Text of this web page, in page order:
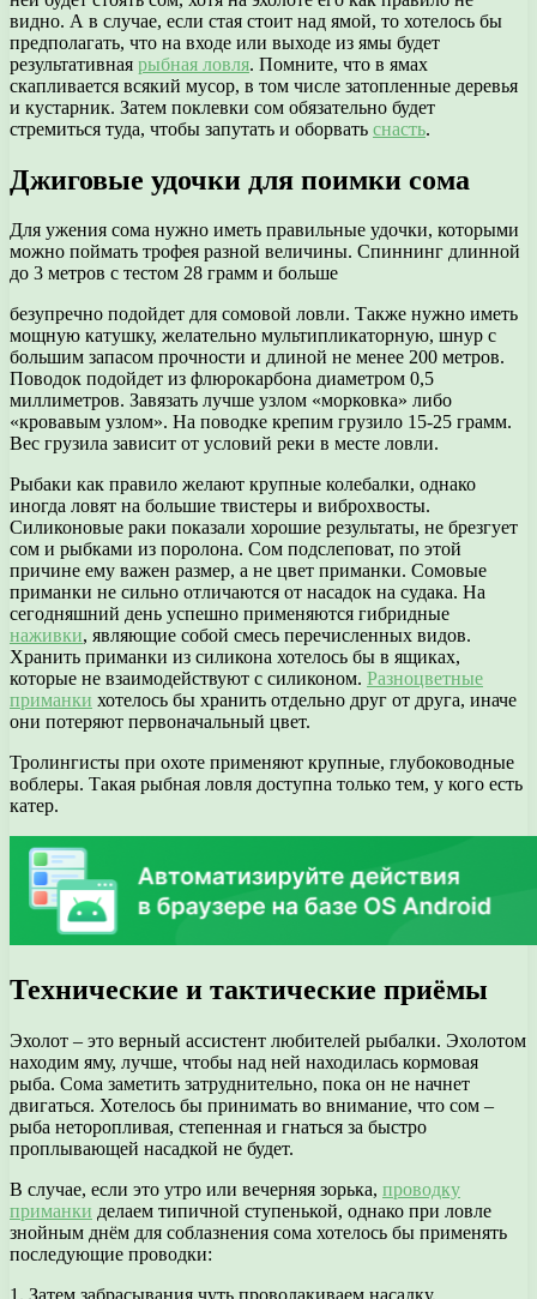
видно. А в случае, если стая стоит над ямой, то хотелось бы
предполагать, что на входе или выходе из ямы будет
результативная рыбная ловля. Помните, что в ямах
скапливается всякий мусор, в том числе затопленные деревья
и кустарник. Затем поклевки сом обязательно будет
стремиться туда, чтобы запутать и оборвать снасть.
Джиговые удочки для поимки сома
Для ужения сома нужно иметь правильные удочки, которыми
можно поймать трофея разной величины. Спиннинг длинной
до 3 метров с тестом 28 грамм и больше
безупречно подойдет для сомовой ловли. Также нужно иметь
мощную катушку, желательно мультипликаторную, шнур с
большим запасом прочности и длиной не менее 200 метров.
Поводок подойдет из флюрокарбона диаметром 0,5
миллиметров. Завязать лучше узлом «морковка» либо
«кровавым узлом». На поводке крепим грузило 15-25 грамм.
Вес грузила зависит от условий реки в месте ловли.
Рыбаки как правило желают крупные колебалки, однако
иногда ловят на большие твистеры и виброхвосты.
Силиконовые раки показали хорошие результаты, не брезгует
сом и рыбками из поролона. Сом подслеповат, по этой
причине ему важен размер, а не цвет приманки. Сомовые
приманки не сильно отличаются от насадок на судака. На
сегодняшний день успешно применяются гибридные
наживки, являющие собой смесь перечисленных видов.
Хранить приманки из силикона хотелось бы в ящиках,
которые не взаимодействуют с силиконом. Разноцветные
приманки хотелось бы хранить отдельно друг от друга, иначе
они потеряют первоначальный цвет.
Тролингисты при охоте применяют крупные, глубоководные
воблеры. Такая рыбная ловля доступна только тем, у кого есть
катер.
Технические и тактические приёмы
Эхолот – это верный ассистент любителей рыбалки. Эхолотом
находим яму, лучше, чтобы над ней находилась кормовая
рыба. Сома заметить затруднительно, пока он не начнет
двигаться. Хотелось бы принимать во внимание, что сом –
рыба неторопливая, степенная и гнаться за быстро
проплывающей насадкой не будет.
В случае, если это утро или вечерняя зорька, проводку
приманки делаем типичной ступенькой, однако при ловле
знойным днём для соблазнения сома хотелось бы применять
последующие проводки: